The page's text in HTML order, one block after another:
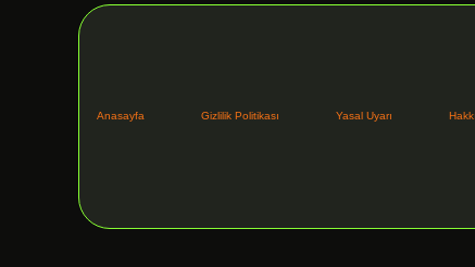
Anasayfa Gizlilik Politikası Yasal Uyarı